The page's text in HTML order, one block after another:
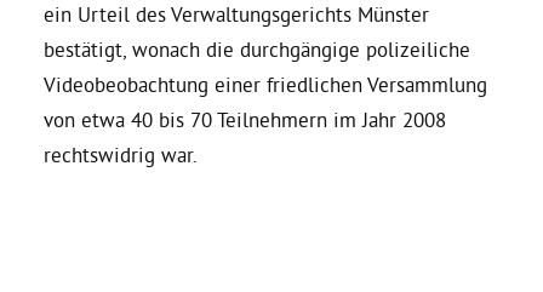
Daniel Freund, MdEP
ein Urteil des Verwaltungsgerichts Münster
bestätigt, wonach die durchgängige polizeiliche
Videobeobachtung einer friedlichen Versammlung
von etwa 40 bis 70 Teilnehmern im Jahr 2008
rechtswidrig war.